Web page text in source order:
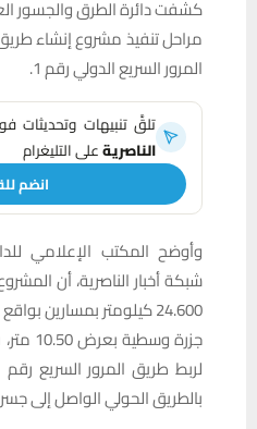
كشفت دائرة الطرق
مراحل تنفيذ مشروع إنشاء
المرور السريع الدولي رقم 1.
تلقَّ تنبيهات وتحديثات
الناصريةعلى التليغرام
انضم
وأوضح المكتب الإعلامي
شبكة أخبار الناصرية، أن
جزرة
بالطريق الحولي الواصل إلى